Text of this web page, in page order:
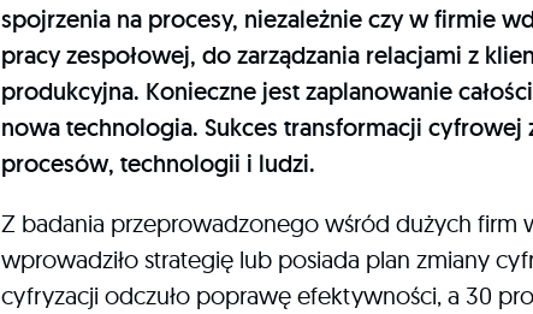
spojrzenia na procesy, niezależnie czy w firmie
pracy zespołowej, do zarządzania relacjami z
produkcyjna. Konieczne jest zaplanowanie
nowa technologia. Sukces transformacji cyfrowej
procesów, technologii i ludzi.
Z badania przeprowadzonego wśród dużych firm
wprowadziło strategię lub posiada plan zmiany
cyfryzacji odczuło poprawę efektywności, a 30